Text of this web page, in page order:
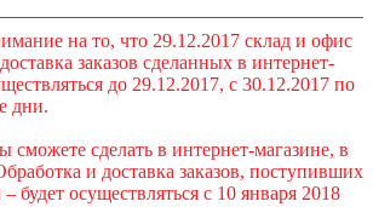
на то, что 29.12.2017 склад и офис
заказов сделанных в интернет-
до 29.12.2017, с 30.12.2017 по
дни.
сможете сделать в интернет-магазине, в
и доставка заказов, поступивших
будет осуществляться с 10 января 2018